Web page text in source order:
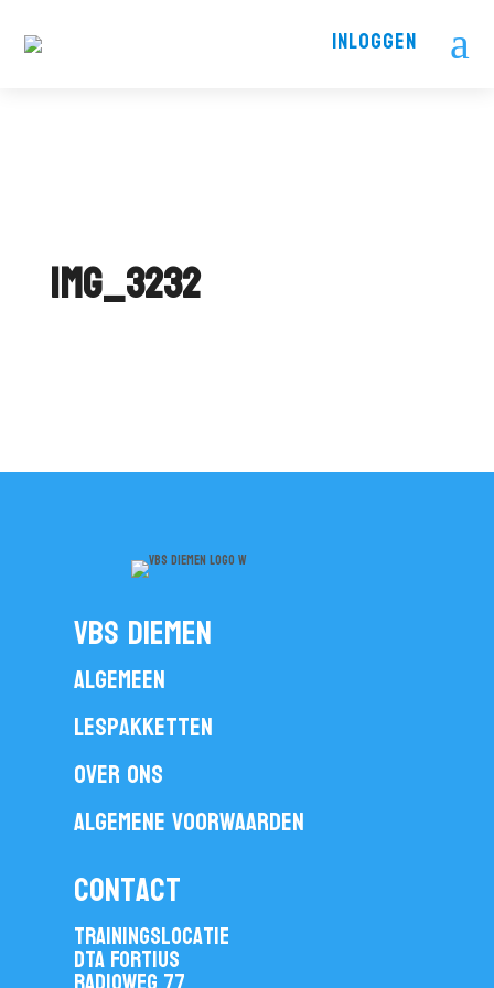
INLOGGEN a
IMG_3232
vbs diemen
Algemeen
Lespakketten
Over ons
Algemene voorwaarden
contact
Trainingslocatie
DTA Fortius